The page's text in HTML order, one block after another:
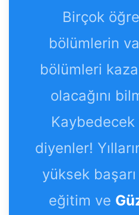
Birçok
bölümlerin
bölümleri
olacağını
Kaybedecek
diyenler!
yüksek
eğitim ve